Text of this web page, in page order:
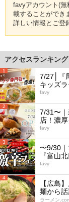
favyアカウント(無
載することができ
詳しい情報とご登
アクセスランキング
1
7/27│『
キッズ
favy
2
7/31〜
店！濃
favy
3
〜9/30
『富山
favy
4
【広島
麺から
ラーメン